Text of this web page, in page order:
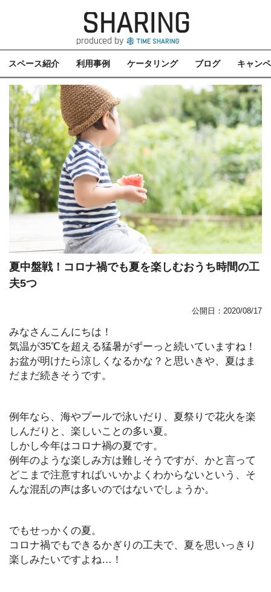
SHARING
produced by
スペース紹介 利用事例 ケータリング ブログ キャン
夏中盤戦！コロナ禍でも夏を楽しむおうち時間の工
夫5つ
公開日：2020/08/17
みなさんこんにちは！
気温が35℃を超える猛暑がずーっと続いていますね！
お盆が明けたら涼しくなるかな？と思いきや、夏はま
だまだ続きそうです。
例年なら、海やプールで泳いだり、夏祭りで花火を楽
しんだりと、楽しいことの多い夏。
しかし今年はコロナ禍の夏です。
例年のような楽しみ方は難しそうですが、かと言って
どこまで注意すればいいかよくわからないという、そ
んな混乱の声は多いのではないでしょうか。
でもせっかくの夏。
コロナ禍でもできるかぎりの工夫で、夏を思いっきり
楽しみたいですよね…！